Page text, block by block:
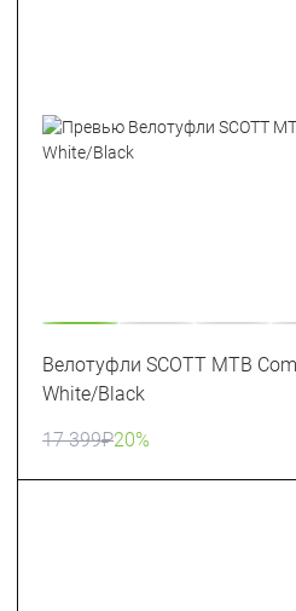
Велотуфли SCOTT MTB
White/Black
17 399₽20%